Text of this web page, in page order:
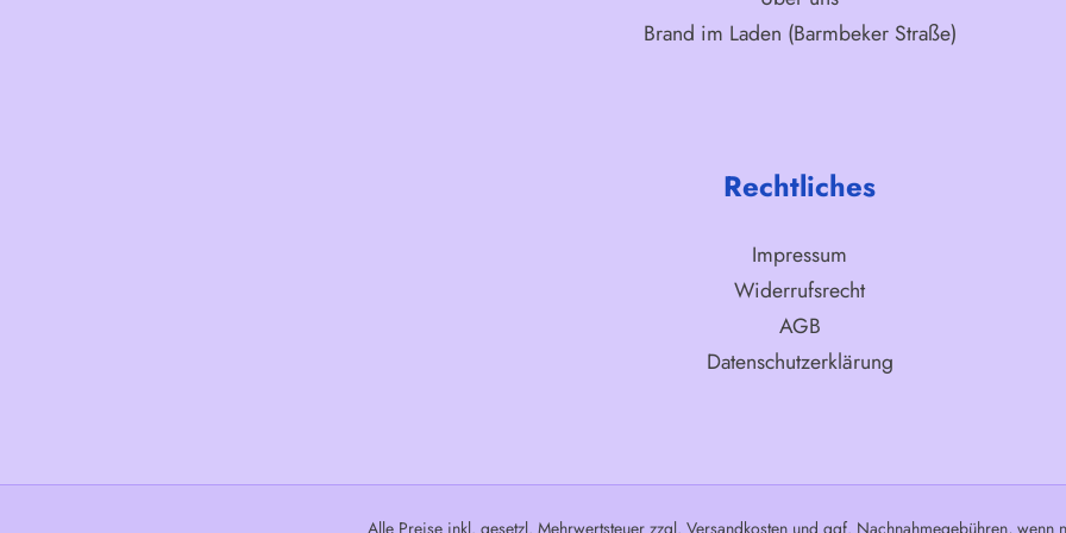
Brand im Laden (Barmbeker Straße)
Rechtliches
Impressum
Widerrufsrecht
AGB
Datenschutzerklärung
Alle Preise inkl. gesetzl. Mehrwertsteuer zzgl. Versandkostenund ggf. Nachnahmegebühren, wenn